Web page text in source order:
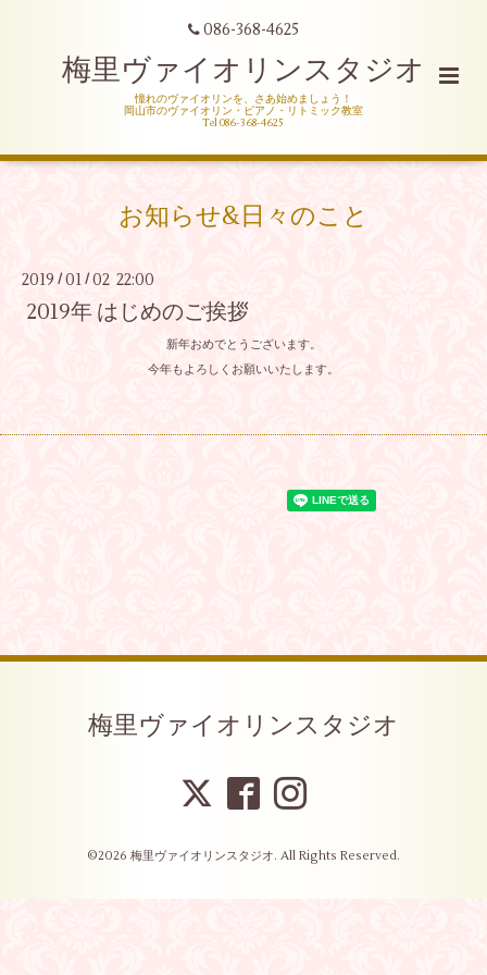
086-368-4625
梅里ヴァイオリンスタジオ
憧れのヴァイオリンを、さあ始めましょう！
岡山市のヴァイオリン・ピアノ・リトミック教室
Tel 086-368-4625
お知らせ&日々のこと
2019 /01 /02 22:00
2019年 はじめのご挨拶
新年おめでとうございます。
今年もよろしくお願いいたします。
梅里ヴァイオリンスタジオ
©2026 梅里ヴァイオリンスタジオ. All Rights Reserved.